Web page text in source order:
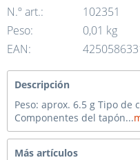
N.º art.:
102351
Peso:
0,01 kg
EAN:
Descripción
Peso: aprox. 6.5 g Tipo
Componentes del tapón...
Más artículos